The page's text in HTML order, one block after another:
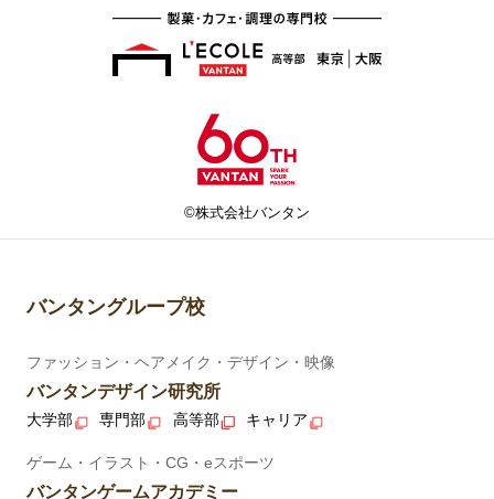
©株式会社バンタン
バンタングループ校
ファッション・ヘアメイク・デザイン・映像
バンタンデザイン研究所
大学部 専門部 高等部 キャリア
ゲーム・イラスト・CG・eスポーツ
バンタンゲームアカデミー